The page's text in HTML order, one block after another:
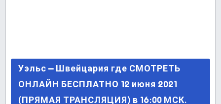
Уэльс – Швейцария где СМОТРЕТЬ ОНЛАЙН
БЕСПЛАТНО 12 июня 2021 (ПРЯМАЯ
ТРАНСЛЯЦИЯ) в 16:00 МСК.
Уэльс – Швейцария где СМОТРЕТЬ
ОНЛАЙН БЕСПЛАТНО 12 июня 2021